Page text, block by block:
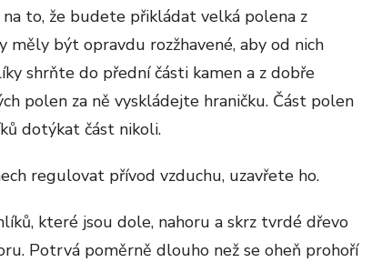
to, že budete přikládat velká polena z
měly být opravdu rozžhavené, aby od nich
shrňte do přední části kamen a z dobře
polen za ně vyskládejte hraničku. Část polen
dotýkat část nikoli.
regulovat přívod vzduchu, uzavřete ho.
které jsou dole, nahoru a skrz tvrdé dřevo
Potrvá poměrně dlouho než se oheň prohoří